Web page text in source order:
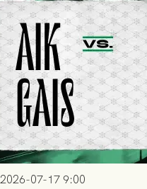
2026-07-17 9:00